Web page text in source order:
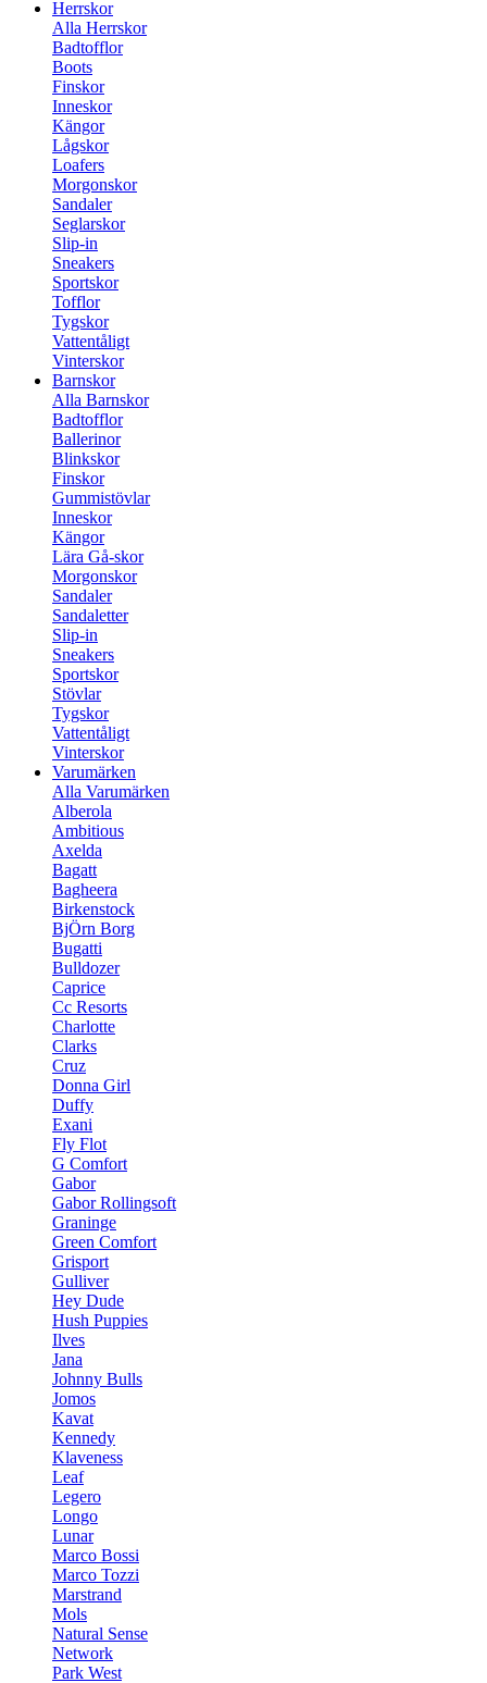
Herrskor
Alla Herrskor
Badtofflor
Boots
Finskor
Inneskor
Kängor
Lågskor
Loafers
Morgonskor
Sandaler
Seglarskor
Slip-in
Sneakers
Sportskor
Tofflor
Tygskor
Vattentåligt
Vinterskor
Barnskor
Alla Barnskor
Badtofflor
Ballerinor
Blinkskor
Finskor
Gummistövlar
Inneskor
Kängor
Lära Gå-skor
Morgonskor
Sandaler
Sandaletter
Slip-in
Sneakers
Sportskor
Stövlar
Tygskor
Vattentåligt
Vinterskor
Varumärken
Alla Varumärken
Alberola
Ambitious
Axelda
Bagatt
Bagheera
Birkenstock
BjÖrn Borg
Bugatti
Bulldozer
Caprice
Cc Resorts
Charlotte
Clarks
Cruz
Donna Girl
Duffy
Exani
Fly Flot
G Comfort
Gabor
Gabor Rollingsoft
Graninge
Green Comfort
Grisport
Gulliver
Hey Dude
Hush Puppies
Ilves
Jana
Johnny Bulls
Jomos
Kavat
Kennedy
Klaveness
Leaf
Legero
Longo
Lunar
Marco Bossi
Marco Tozzi
Marstrand
Mols
Natural Sense
Network
Park West